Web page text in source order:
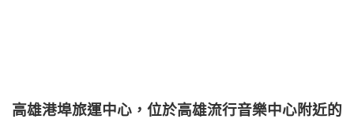
高雄港埠旅運中心， 位於高雄流行音樂中心附近的